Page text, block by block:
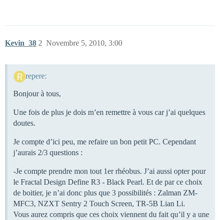
Kevin_38 Novembre 5, 2010, 3:00
2
repere:
Bonjour à tous,
Une fois de plus je dois m’en remettre à vous car j’ai quelques
doutes.
Je compte d’ici peu, me refaire un bon petit PC. Cependant
j’aurais 2/3 questions :
-Je compte prendre mon tout 1er rhéobus. J’ai aussi opter pour
le Fractal Design Define R3 - Black Pearl. Et de par ce choix
de boitier, je n’ai donc plus que 3 possibilités : Zalman ZM-
MFC3, NZXT Sentry 2 Touch Screen, TR-5B Lian Li.
Vous aurez compris que ces choix viennent du fait qu’il y a une